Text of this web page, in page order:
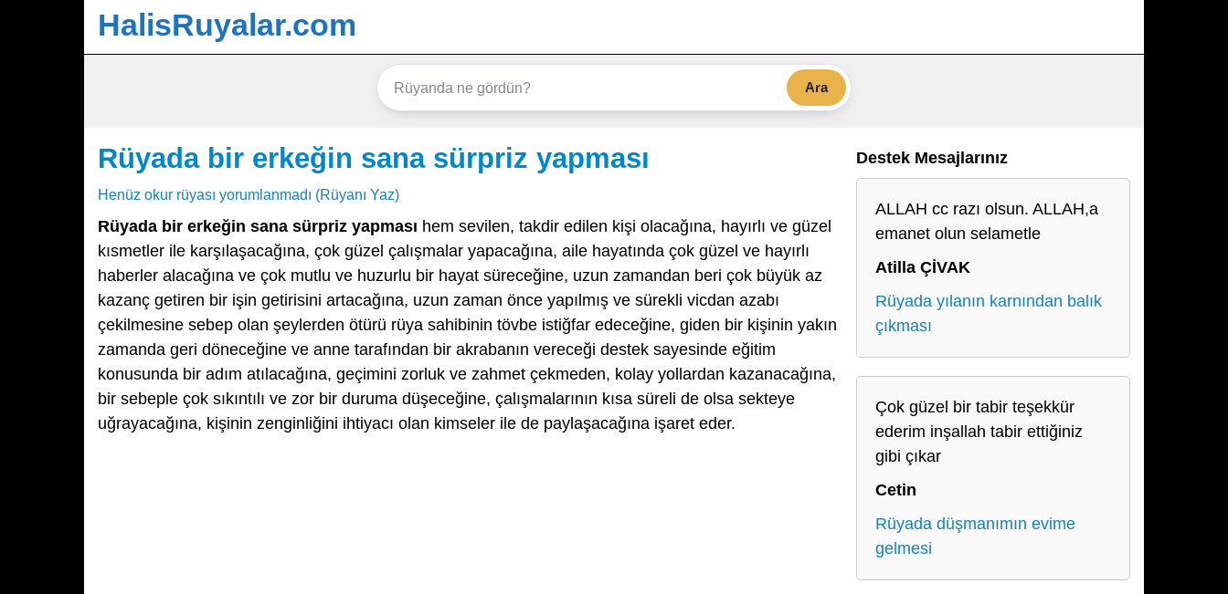
HalisRuyalar.com
Ara
Rüyada bir erkeğin sana sürpriz yapması
Henüz okur rüyası yorumlanmadı (Rüyanı Yaz)
Rüyada bir erkeğin sana sürpriz yapması hem sevilen, takdir edilen kişi olacağına, hayırlı ve güzel
kısmetler ile karşılaşacağına, çok güzel çalışmalar yapacağına, aile hayatında çok güzel ve hayırlı
haberler alacağına ve çok mutlu ve huzurlu bir hayat süreceğine, uzun zamandan beri çok büyük az
kazanç getiren bir işin getirisini artacağına, uzun zaman önce yapılmış ve sürekli vicdan azabı
çekilmesine sebep olan şeylerden ötürü rüya sahibinin tövbe istiğfar edeceğine, giden bir kişinin yakın
zamanda geri döneceğine ve anne tarafından bir akrabanın vereceği destek sayesinde eğitim
konusunda bir adım atılacağına, geçimini zorluk ve zahmet çekmeden, kolay yollardan kazanacağına,
bir sebeple çok sıkıntılı ve zor bir duruma düşeceğine, çalışmalarının kısa süreli de olsa sekteye
uğrayacağına, kişinin zenginliğini ihtiyacı olan kimseler ile de paylaşacağına işaret eder.
Destek Mesajlarınız
ALLAH cc razı olsun. ALLAH,a
emanet olun selametle
Atilla ÇİVAK
Rüyada yılanın karnından balık
çıkması
Çok güzel bir tabir teşekkür
ederim inşallah tabir ettiğiniz
gibi çıkar
Cetin
Rüyada düşmanımın evime
gelmesi